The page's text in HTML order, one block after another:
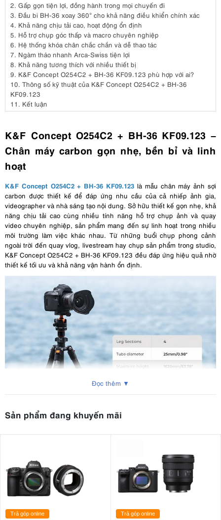
2. Gấp gọn tiện lợi, đồng hành trong mọi chuyến đi
3. Đầu bi BH-36 xoay 360° cho khả năng điều khiển chính xác
4. Khả năng chịu tải cao, hoạt động ổn định
5. Hỗ trợ chụp góc thấp và macro chuyên nghiệp
6. Hệ thống khóa chân chắc chắn và dễ thao tác
7. Ngàm tháo nhanh Arca-Swiss tiện lợi
8. Khả năng tương thích với nhiều thiết bị
9. K&F Concept O254C2 + BH-36 KF09.123 phù hợp với ai?
10. Thông số kỹ thuật của K&F Concept O254C2 + BH-36
KF09.123
11. Kết luận
K&F Concept O254C2 + BH-36 KF09.123 –
Chân máy carbon gọn nhẹ, bền bỉ và linh
hoạt
K&F Concept O254C2 + BH-36 KF09.123 là mẫu chân máy ảnh sợi
carbon được thiết kế để đáp ứng nhu cầu của cả nhiếp ảnh gia,
videographer và nhà sáng tạo nội dung. Sở hữu thiết kế gọn nhẹ, khả
năng chịu tải cao cùng nhiều tính năng hỗ trợ chụp ảnh và quay
video chuyên nghiệp, sản phẩm mang đến sự linh hoạt trong nhiều
môi trường làm việc khác nhau. Từ những buổi chụp phong cảnh
ngoài trời đến quay vlog, livestream hay chụp sản phẩm trong studio,
K&F Concept O254C2 + BH-36 KF09.123 đều đáp ứng hiệu quả nhờ
thiết kế tối ưu và khả năng vận hành ổn định.
Đọc thêm ▼
Sản phẩm đang khuyến mãi
Trả góp online Trả góp online